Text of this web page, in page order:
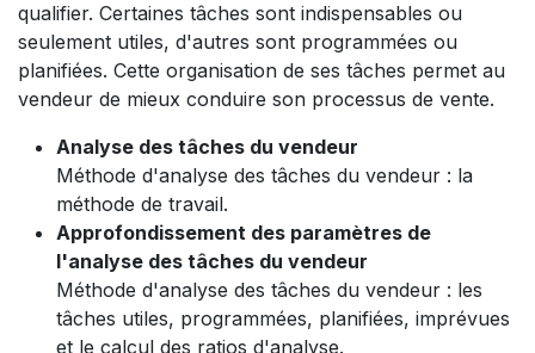
qualifier. Certaines tâches sont indispensables ou
seulement utiles, d'autres sont programmées ou
planifiées. Cette organisation de ses tâches permet au
vendeur de mieux conduire son processus de vente.
Analyse des tâches du vendeur
Méthode d'analyse des tâches du vendeur : la
méthode de travail.
Approfondissement des paramètres de
l'analyse des tâches du vendeur
Méthode d'analyse des tâches du vendeur : les
tâches utiles, programmées, planifiées, imprévues
et le calcul des ratios d'analyse.